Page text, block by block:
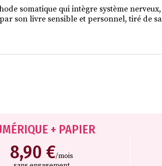
somatique qui intègre système
son livre sensible et personnel, tiré de
+ PAPIER
8,90 €/mois